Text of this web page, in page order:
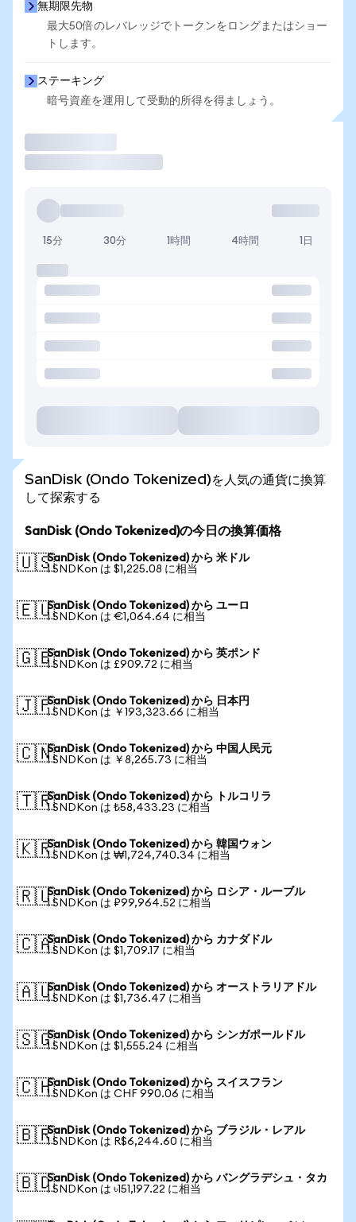
無期限先物
最大50倍のレバレッジでトークンをロングまたはショー
トします。
ステーキング
暗号資産を運用して受動的所得を得ましょう。
15分 30分 1時間 4時間 1日
SanDisk (Ondo Tokenized)を人気の通貨に換算
して探索する
SanDisk (Ondo Tokenized)の今日の換算価格
🇺🇸SanDisk (Ondo Tokenized) から 米ドル
1 SNDKon は $1,225.08 に相当
🇪🇺SanDisk (Ondo Tokenized) から ユーロ
1 SNDKon は €1,064.64 に相当
🇬🇧SanDisk (Ondo Tokenized) から 英ポンド
1 SNDKon は £909.72 に相当
🇯🇵SanDisk (Ondo Tokenized) から 日本円
1 SNDKon は ￥193,323.66 に相当
🇨🇳SanDisk (Ondo Tokenized) から 中国人民元
1 SNDKon は ￥8,265.73 に相当
🇹🇷SanDisk (Ondo Tokenized) から トルコリラ
1 SNDKon は ₺58,433.23 に相当
🇰🇷SanDisk (Ondo Tokenized) から 韓国ウォン
1 SNDKon は ₩1,724,740.34 に相当
🇷🇺SanDisk (Ondo Tokenized) から ロシア・ルーブル
1 SNDKon は ₽99,964.52 に相当
🇨🇦SanDisk (Ondo Tokenized) から カナダドル
1 SNDKon は $1,709.17 に相当
🇦🇺SanDisk (Ondo Tokenized) から オーストラリアドル
1 SNDKon は $1,736.47 に相当
🇸🇬SanDisk (Ondo Tokenized) から シンガポールドル
1 SNDKon は $1,555.24 に相当
🇨🇭SanDisk (Ondo Tokenized) から スイスフラン
1 SNDKon は CHF 990.06 に相当
🇧🇷SanDisk (Ondo Tokenized) から ブラジル・レアル
1 SNDKon は R$6,244.60 に相当
🇧🇩SanDisk (Ondo Tokenized) から バングラデシュ・タカ
1 SNDKon は ৳151,197.22 に相当